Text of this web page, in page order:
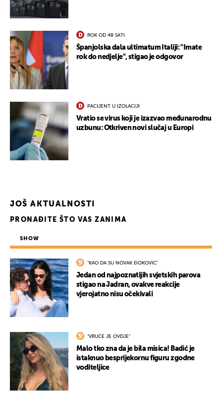
ROK OD 48 SATI
Španjolska dala ultimatum Italiji: "Imate
rok do nedjelje", stigao je odgovor
PACIJENT U IZOLACIJI
Vratio se virus koji je izazvao međunarodnu
uzbunu: Otkriven novi slučaj u Europi
JOŠ AKTUALNOSTI
PRONAĐITE ŠTO VAS ZANIMA
SHOW
"KAO DA SU NOVAK ĐOKOVIĆ"
Jedan od najpoznatijih svjetskih parova
stigao na Jadran, ovakve reakcije
vjerojatno nisu očekivali
"VRUĆE JE OVDJE"
Malo tko zna da je bila misica! Badić je
istaknuo besprijekornu figuru zgodne
voditeljice